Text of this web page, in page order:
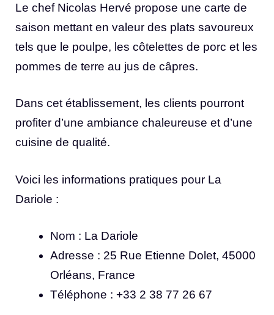
Le chef Nicolas Hervé propose une carte de
saison mettant en valeur des plats savoureux
tels que le poulpe, les côtelettes de porc et les
pommes de terre au jus de câpres.
Dans cet établissement, les clients pourront
profiter d’une ambiance chaleureuse et d’une
cuisine de qualité.
Voici les informations pratiques pour La
Dariole :
Nom : La Dariole
Adresse : 25 Rue Etienne Dolet, 45000
Orléans, France
Téléphone : +33 2 38 77 26 67